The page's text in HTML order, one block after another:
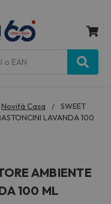
Novità Casa
SWEET
LAVANDA 100
AMBIENTE
100 ML